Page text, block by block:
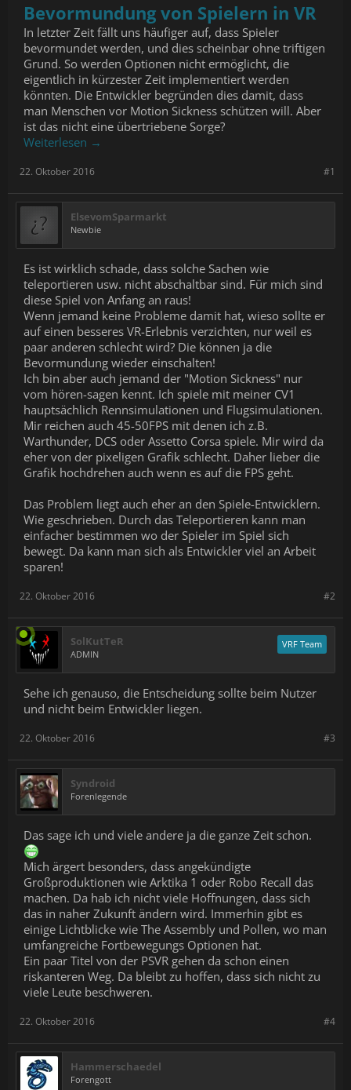
Bevormundung von Spielern in VR
In letzter Zeit fällt uns häufiger auf, dass Spieler
bevormundet werden, und dies scheinbar ohne triftigen
Grund. So werden Optionen nicht ermöglicht, die
eigentlich in kürzester Zeit implementiert werden
könnten. Die Entwickler begründen dies damit, dass
man Menschen vor Motion Sickness schützen will. Aber
ist das nicht eine übertriebene Sorge?
Weiterlesen →
#1
22. Oktober 2016
ElsevomSparmarkt
Newbie
Es ist wirklich schade, dass solche Sachen wie
teleportieren usw. nicht abschaltbar sind. Für mich sind
diese Spiel von Anfang an raus!
Wenn jemand keine Probleme damit hat, wieso sollte er
auf einen besseres VR-Erlebnis verzichten, nur weil es
paar anderen schlecht wird? Die können ja die
Bevormundung wieder einschalten!
Ich bin aber auch jemand der "Motion Sickness" nur
vom hören-sagen kennt. Ich spiele mit meiner CV1
hauptsächlich Rennsimulationen und Flugsimulationen.
Mir reichen auch 45-50FPS mit denen ich z.B.
Warthunder, DCS oder Assetto Corsa spiele. Mir wird da
eher von der pixeligen Grafik schlecht. Daher lieber die
Grafik hochdrehen auch wenn es auf die FPS geht.
Das Problem liegt auch eher an den Spiele-Entwicklern.
Wie geschrieben. Durch das Teleportieren kann man
einfacher bestimmen wo der Spieler im Spiel sich
bewegt. Da kann man sich als Entwickler viel an Arbeit
sparen!
#2
22. Oktober 2016
SolKutTeR
ADMIN
VRF Team
Sehe ich genauso, die Entscheidung sollte beim Nutzer
und nicht beim Entwickler liegen.
#3
22. Oktober 2016
Syndroid
Forenlegende
Das sage ich und viele andere ja die ganze Zeit schon.
Mich ärgert besonders, dass angekündigte
Großproduktionen wie Arktika 1 oder Robo Recall das
machen. Da hab ich nicht viele Hoffnungen, dass sich
das in naher Zukunft ändern wird. Immerhin gibt es
einige Lichtblicke wie The Assembly und Pollen, wo man
umfangreiche Fortbewegungs Optionen hat.
Ein paar Titel von der PSVR gehen da schon einen
riskanteren Weg. Da bleibt zu hoffen, dass sich nicht zu
viele Leute beschweren.
#4
22. Oktober 2016
Hammerschaedel
Forengott